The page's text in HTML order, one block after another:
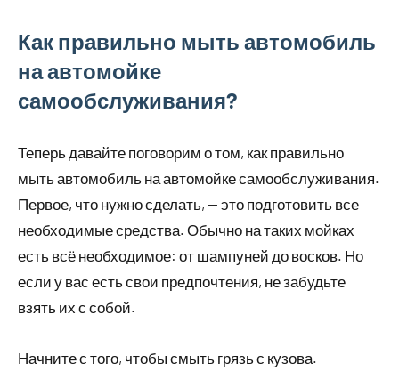
Как правильно мыть автомобиль
на автомойке
самообслуживания?
Теперь давайте поговорим о том, как правильно
мыть автомобиль на автомойке самообслуживания.
Первое, что нужно сделать, — это подготовить все
необходимые средства. Обычно на таких мойках
есть всё необходимое: от шампуней до восков. Но
если у вас есть свои предпочтения, не забудьте
взять их с собой.
Начните с того, чтобы смыть грязь с кузова.